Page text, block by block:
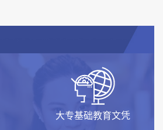
大专基础教育文凭